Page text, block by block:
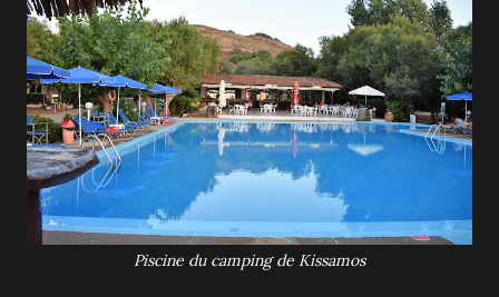
Piscine du camping de Kissamos